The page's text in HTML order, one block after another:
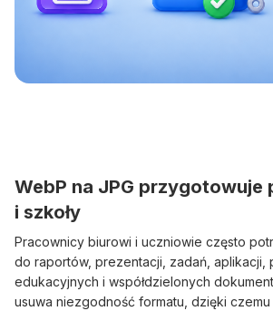
WebP na JPG przygotowuje
i szkoły
Pracownicy biurowi i uczniowie często
do raportów, prezentacji, zadań, aplikacji,
edukacyjnych i współdzielonych
usuwa niezgodność formatu, dzięki